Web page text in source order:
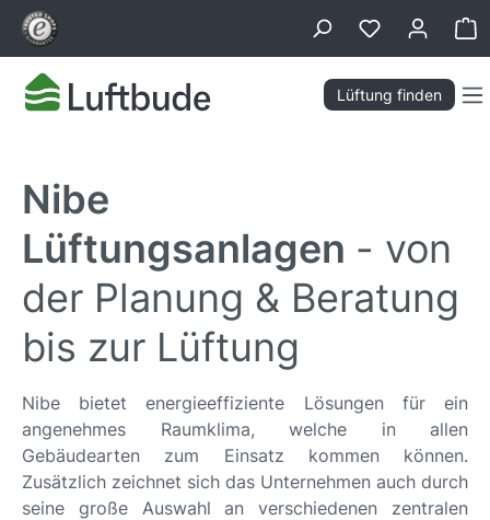
springen
Lüftung finden
Nibe
Lüftungsanlagen - von
der Planung & Beratung
bis zur Lüftung
Nibe bietet energieeffiziente Lösungen für ein
angenehmes Raumklima, welche in allen
Gebäudearten zum Einsatz kommen können.
Zusätzlich zeichnet sich das Unternehmen auch durch
seine große Auswahl an verschiedenen zentralen